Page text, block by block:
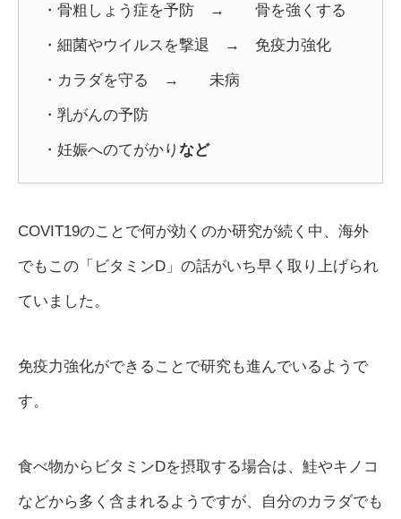
・骨粗しょう症を予防 → 骨を強くする
・細菌やウイルスを撃退 → 免疫力強化
・カラダを守る → 未病
・乳がんの予防
・妊娠へのてがかり など
COVIT19のことで何が効くのか研究が続く中、海外
でもこの「ビタミンD」の話がいち早く取り上げられ
ていました。
免疫力強化ができることで研究も進んでいるようで
す。
食べ物からビタミンDを摂取する場合は、鮭やキノコ
などから多く含まれるようですが、自分のカラダでも